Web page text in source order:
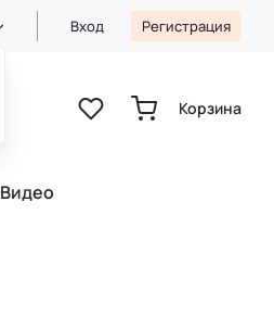
Вход Регистрация
Корзина
Видео